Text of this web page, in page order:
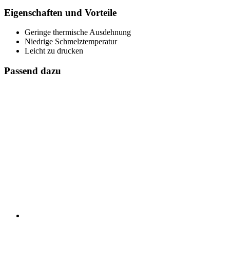
Eigenschaften und Vorteile
Geringe thermische Ausdehnung
Niedrige Schmelztemperatur
Leicht zu drucken
Passend dazu